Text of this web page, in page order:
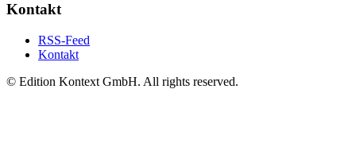
Kontakt
RSS-Feed
Kontakt
© Edition Kontext GmbH. All rights reserved.